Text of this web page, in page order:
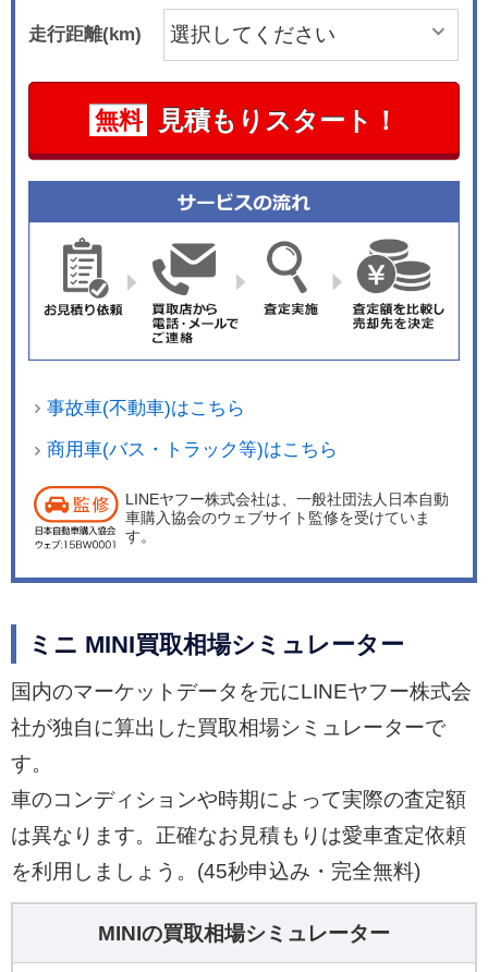
ーSに標準装備のナビゲーションシステムには、8.
8インチの大型のセンターディスプレイを採用
し、ディスプレイの周囲にはLEDがリング状に配
置され、ナビの経路案内やパークディスタンスコ
ントロールによる周囲の障害物の状況などに応じ
の新世代直噴ターボ仕様で、可変バルブ制御シス
テムを直噴ターボに組み合わせてることで、スム
ーズで力強い走りと、低燃費を実現している。 ク
ーパーには最高出力136ps(100kw)、最大トルク2
20N・mを発生し、燃料消費率17.9km/Lの直列3気
筒1.5リッターが、またクーパーSには最高出力19
料消費率16.4km/Lの直列4気筒2.0リッターが搭載
される。 足回りは3ドアと同様、このクラスでは
に採用することで、ミニの走りの特徴であるゴー
カート・フィーリングを堪能できる。 グレードは
みの設定となる。
走行距離(km)
無料 見積もりスタート！
事故車(不動車)はこちら
商用車(バス・トラック等)はこちら
LINEヤフー株式会社は、一般社団法人日本自動
車購入協会のウェブサイト監修を受けていま
す。
ミニ MINI買取相場シミュレーター
国内のマーケットデータを元にLINEヤフー株式会
社が独自に算出した買取相場シミュレーターで
す。
車のコンディションや時期によって実際の査定額
は異なります。正確なお見積もりは愛車査定依頼
を利用しましょう。(45秒申込み・完全無料)
MINIの買取相場シミュレーター